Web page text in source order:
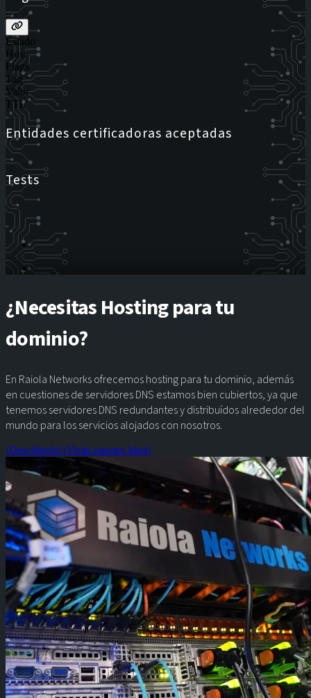
Estado
Host
Flags
Tag
Valor
TTL
Entidades certificadoras aceptadas
Tests
¿Necesitas Hosting para tu
dominio?
En Raiola Networks ofrecemos hosting para tu dominio, además
en cuestiones de servidores DNS estamos bien cubiertos, ya que
tenemos servidores DNS redundantes y distribuídos alrededor del
mundo para los servicios alojados con nosotros.
¡Descúbrelo!¡Visita nuestro blog!